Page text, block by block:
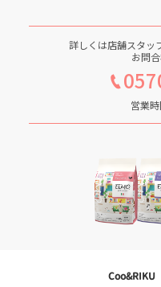
詳しくは店舗スタッ
お問
営業
Coo&RIKU